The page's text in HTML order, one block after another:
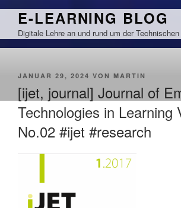
Zum
springen
E-LEARNING BLOG
Digitale Lehre an und rund um der
VERÖFFENTLICHT
JANUAR 29, 2024 VON MARTIN
[ijet, journal] Journal of
Technologies in Learning
No.02 #ijet #research